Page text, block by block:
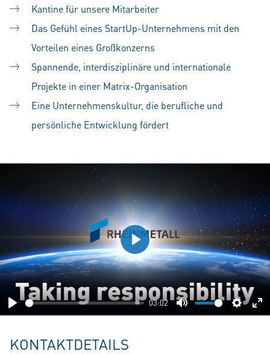
Kantine für unsere Mitarbeiter
Das Gefühl eines StartUp-Unternehmens mit den
Vorteilen eines Großkonzerns
Spannende, interdisziplinäre und internationale
Projekte in einer Matrix-Organisation
Eine Unternehmenskultur, die berufliche und
persönliche Entwicklung fördert
Play
03:02
Mute
Play
KONTAKTDETAILS